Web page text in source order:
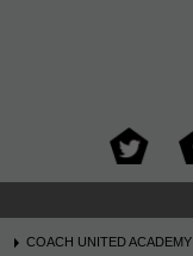
COACH UNITED ACADEMY